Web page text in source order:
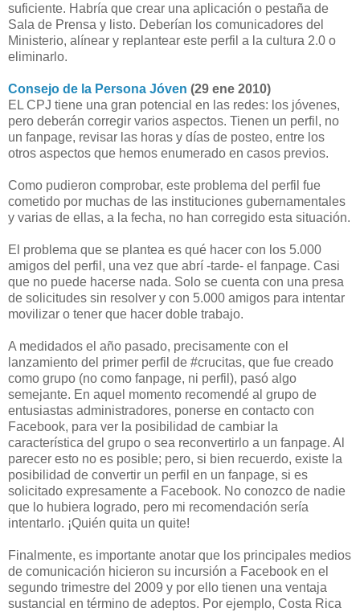
suficiente. Habría que crear una aplicación o pestaña de
Sala de Prensa y listo. Deberían los comunicadores del
Ministerio, alínear y replantear este perfil a la cultura 2.0 o
eliminarlo.
Consejo de la Persona Jóven (29 ene 2010)
EL CPJ tiene una gran potencial en las redes: los jóvenes,
pero deberán corregir varios aspectos. Tienen un perfil, no
un fanpage, revisar las horas y días de posteo, entre los
otros aspectos que hemos enumerado en casos previos.
Como pudieron comprobar, este problema del perfil fue
cometido por muchas de las instituciones gubernamentales
y varias de ellas, a la fecha, no han corregido esta situación.
El problema que se plantea es qué hacer con los 5.000
amigos del perfil, una vez que abrí -tarde- el fanpage. Casi
que no puede hacerse nada. Solo se cuenta con una presa
de solicitudes sin resolver y con 5.000 amigos para intentar
movilizar o tener que hacer doble trabajo.
A medidados el año pasado, precisamente con el
lanzamiento del primer perfil de #crucitas, que fue creado
como grupo (no como fanpage, ni perfil), pasó algo
semejante. En aquel momento recomendé al grupo de
entusiastas administradores, ponerse en contacto con
Facebook, para ver la posibilidad de cambiar la
característica del grupo o sea reconvertirlo a un fanpage. Al
parecer esto no es posible; pero, si bien recuerdo, existe la
posibilidad de convertir un perfil en un fanpage, si es
solicitado expresamente a Facebook. No conozco de nadie
que lo hubiera logrado, pero mi recomendación sería
intentarlo. ¡Quién quita un quite!
Finalmente, es importante anotar que los principales medios
de comunicación hicieron su incursión a Facebook en el
segundo trimestre del 2009 y por ello tienen una ventaja
sustancial en término de adeptos. Por ejemplo, Costa Rica